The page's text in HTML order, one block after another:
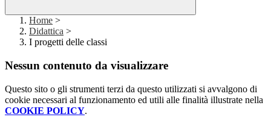
Home >
Didattica >
I progetti delle classi
Nessun contenuto da visualizzare
Questo sito o gli strumenti terzi da questo utilizzati si avvalgono di
cookie necessari al funzionamento ed utili alle finalità illustrate nella
COOKIE POLICY.